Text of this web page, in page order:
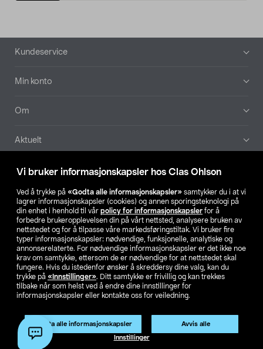
Vi bruker informasjonskapsler hos Clas Ohlson
Ved å trykke på «Godta alle informasjonskapsler» samtykker du i at vi
lagrer informasjonskapsler (cookies) og annen sporingsteknologi på
din enhet i henhold til vår policy for informasjonskapsler for å
forbedre brukeropplevelsen din på vårt nettsted, analysere bruken av
nettstedet og for å tilpasse våre markedsføringstiltak. Vi bruker fire
typer informasjonskapsler: nødvendige, funksjonelle, analytiske og
annonserelaterte. For nødvendige informasjonskapsler er det ikke noe
krav om samtykke, ettersom de er nødvendige for at nettstedet skal
fungere. Hvis du istedenfor ønsker å skreddersy dine valg, kan du
trykke på «Innstillinger». Ditt samtykke er frivillig og kan trekkes
tilbake når som helst ved å endre dine innstillinger for
informasjonskapsler eller kontakte oss for veiledning.
Godta alle informasjonskapsler Avvis alle
Innstillinger
Produktet har utgått
Artikkelnr.:56-1171
Bunntekst
Kundeservice
Min konto
Om
Aktuelt
Våre selskaper
Finn din butikk
SE NO FI
Endre til priser ekskl. moms